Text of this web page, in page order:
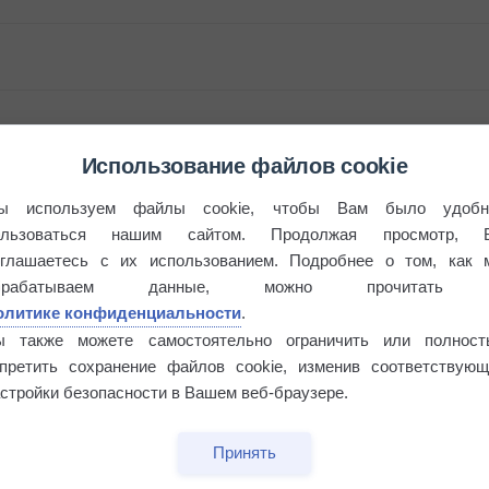
Использование файлов cookie
используем файлы cookie, чтобы Вам было
нашим сайтом. Продолжая просмотр,
с их использованием. Подробнее о том, как
данные, можно прочитать
конфиденциальности.
также можете самостоятельно ограничить или
сохранение файлов cookie, изменив
безопасности в Вашем веб-браузере.
Принять